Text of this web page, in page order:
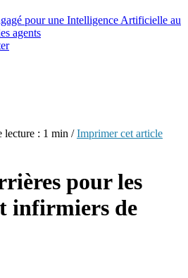
pour une Intelligence Artificielle au
agents
lecture : 1 min /Imprimer cet article
pour les
infirmiers de